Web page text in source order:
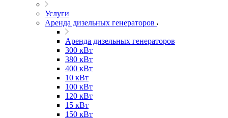
Услуги
Аренда дизельных генераторов
Аренда дизельных генераторов
300 кВт
380 кВт
400 кВт
10 кВт
100 кВт
120 кВт
15 кВт
150 кВт